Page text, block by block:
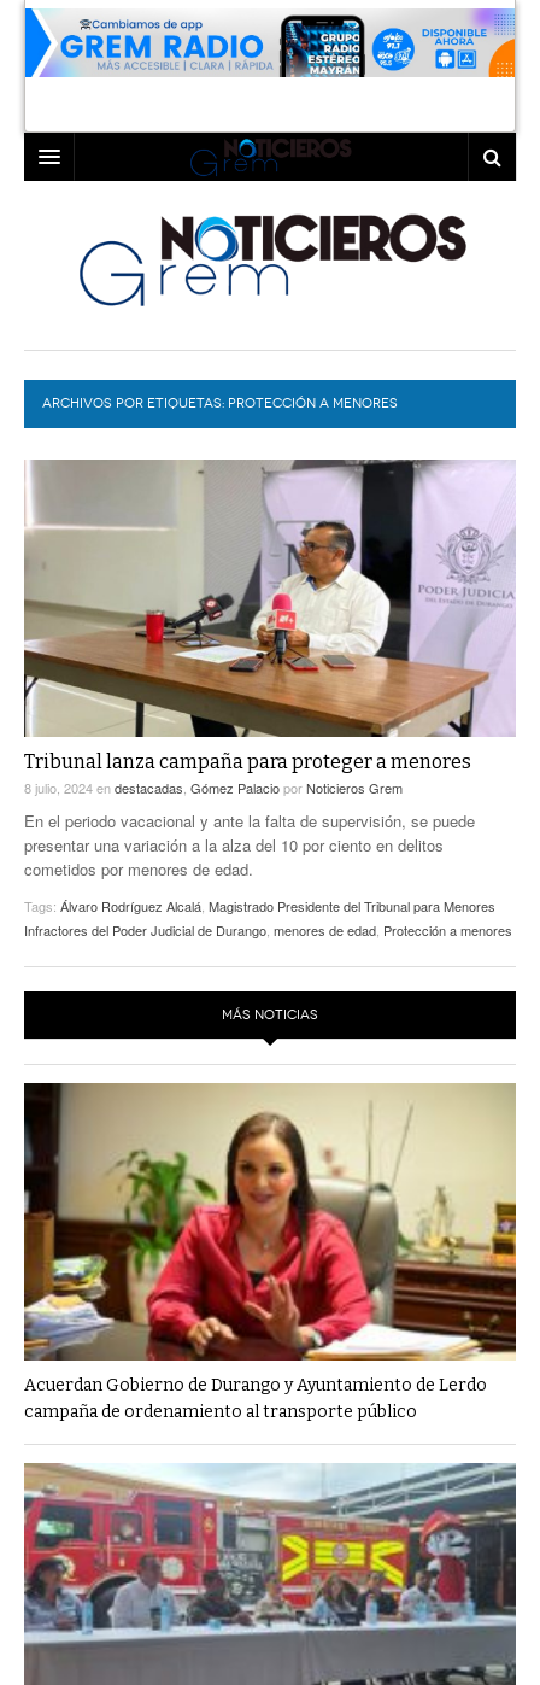
LAGUNA
TORREÓN
GÓMEZ PALACIO
LERDO
COAHUILA
DURANGO
DEPORTES
EXA INFORMA
CONTEXTOS
TRAYECTO LAGUNA
A MEDIA MAÑANA
A TODA LEY
DIÁLOGOS CON LA HISTORIA
TWEETS AND BEATS
LA MEJOR 97.1 ESTÉREO GALLITO
ACTUALIDADES GREM
LA MEJOR INFORMACIÓN
ARCHIVOS POR ETIQUETAS: PROTECCIÓN A MENORES
Tribunal lanza campaña para proteger a menores
8 julio, 2024endestacadas Gómez PalacioporNoticieros Grem
En el periodo vacacional y ante la falta de supervisión, se puede
presentar una variación a la alza del 10 por ciento en delitos
cometidos por menores de edad.
Tags: Álvaro Rodríguez Alcalá Magistrado Presidente del Tribunal para Menores
Infractores del Poder Judicial de Durango menores de edad Protección a menores
MÁS NOTICIAS
Acuerdan Gobierno de Durango y Ayuntamiento de Lerdo
campaña de ordenamiento al transporte público